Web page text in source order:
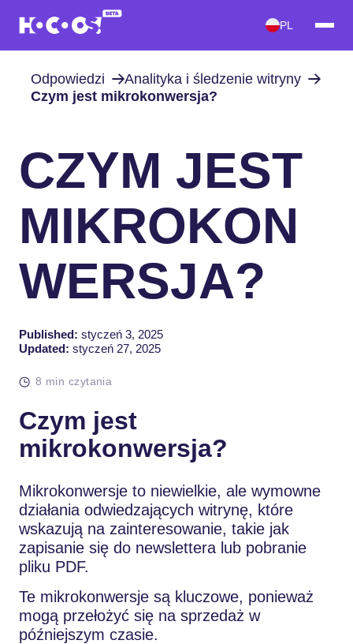
PL
Odpowiedzi
Analityka i śledzenie witryny
Czym jest mikrokonwersja?
CZYM JEST
MIKROKON
WERSJA?
Published: styczeń 3, 2025
Updated: styczeń 27, 2025
8 min czytania
Czym jest
mikrokonwersja?
Mikrokonwersje to niewielkie, ale wymowne
działania odwiedzających witrynę, które
wskazują na zainteresowanie, takie jak
zapisanie się do newslettera lub pobranie
pliku PDF.
Te mikrokonwersje są kluczowe, ponieważ
mogą przełożyć się na sprzedaż w
późniejszym czasie.